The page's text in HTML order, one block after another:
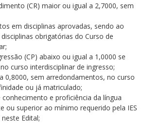
(CR) maior ou igual a 2,7000, sem
em disciplinas aprovadas, sendo ao
obrigatórias do Curso de
(CP) abaixo ou igual a 1,0000 se
curso interdisciplinar de ingresso;
0,8000, sem arredondamentos, no curso
ou já matriculado;
e proficiência da língua
ou superior ao mínimo requerido pela IES
Edital;